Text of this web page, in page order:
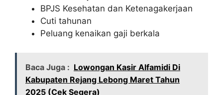
BPJS Kesehatan dan Ketenagakerjaan
Cuti tahunan
Peluang kenaikan gaji berkala
Baca Juga : Lowongan Kasir Alfamidi Di
Kabupaten Rejang Lebong Maret Tahun
2025 (Cek Segera)